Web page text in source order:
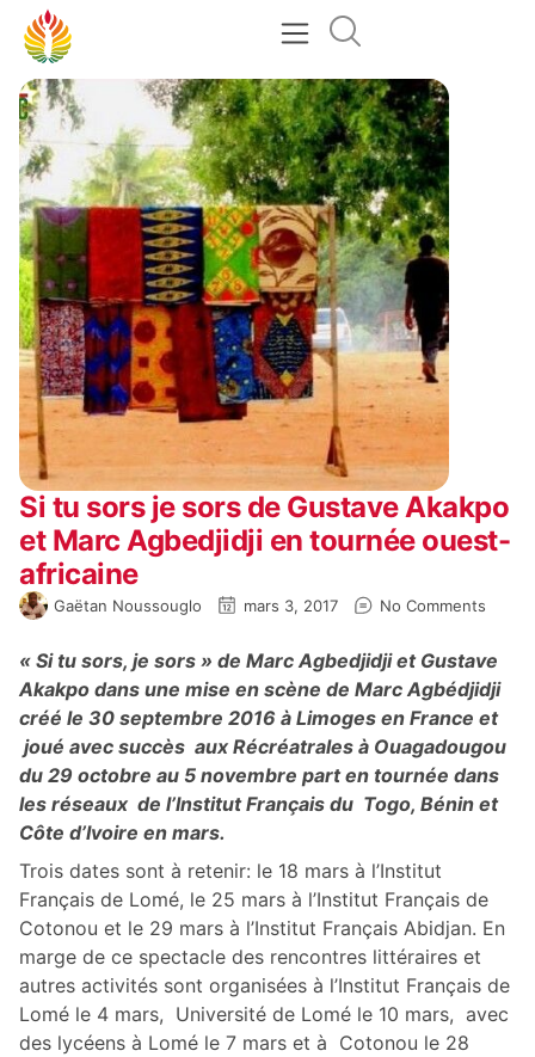
Si tu sors je sors de Gustave Akakpo
et Marc Agbedjidji en tournée ouest-
africaine
Gaëtan Noussouglo mars 3, 2017 No Comments
« Si tu sors, je sors » de Marc Agbedjidji et Gustave
Akakpo dans une mise en scène de Marc Agbédjidji
créé le 30 septembre 2016 à Limoges en France et
joué avec succès aux Récréatrales à Ouagadougou
du 29 octobre au 5 novembre part en tournée dans
les réseaux de l’Institut Français du Togo, Bénin et
Côte d’Ivoire en mars.
Trois dates sont à retenir: le 18 mars à l’Institut
Français de Lomé, le 25 mars à l’Institut Français de
Cotonou et le 29 mars à l’Institut Français Abidjan. En
marge de ce spectacle des rencontres littéraires et
autres activités sont organisées à l’Institut Français de
Lomé le 4 mars, Université de Lomé le 10 mars, avec
des lycéens à Lomé le 7 mars et à Cotonou le 28